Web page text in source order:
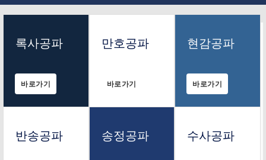
록사공파
바로가기
만호공파
바로가기
현감공파
바로가기
반송공파 송정공파 수사공파